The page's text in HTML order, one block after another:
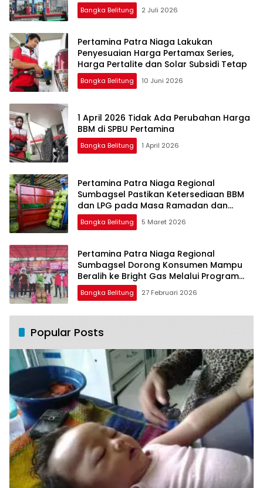
Bangka Belitung 2 Juli 2026
Pertamina Patra Niaga Lakukan
Penyesuaian Harga Pertamax Series,
Harga Pertalite dan Solar Subsidi Tetap
Bangka Belitung 10 Juni 2026
1 April 2026 Tidak Ada Perubahan Harga
BBM di SPBU Pertamina
Bangka Belitung 1 April 2026
Pertamina Patra Niaga Regional
Sumbagsel Pastikan Ketersediaan BBM
dan LPG pada Masa Ramadan dan
Menjelang Idulfitri
Bangka Belitung 5 Maret 2026
Pertamina Patra Niaga Regional
Sumbagsel Dorong Konsumen Mampu
Beralih ke Bright Gas Melalui Program
Trade In di Belitung Timur
Bangka Belitung 27 Februari 2026
Popular Posts